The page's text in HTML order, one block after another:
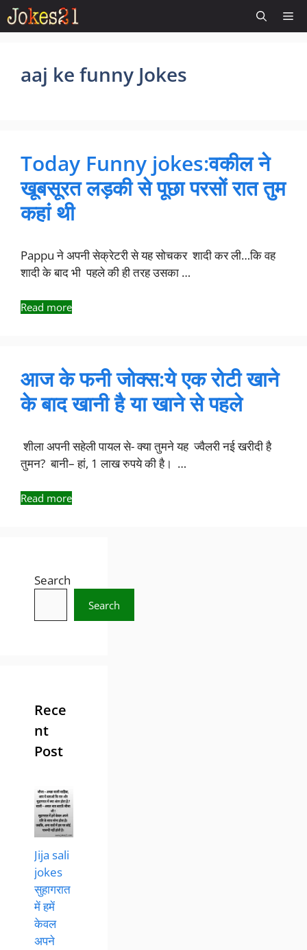
Skip
to
aaj ke funny Jokes
Today Funny jokes:वकील ने
खूबसूरत लड़की से पूछा परसों रात तुम
कहां थी
Pappu ने अपनी सेक्रेटरी से यह सोचकर शादी कर ली…कि वह
शादी के बाद भी पहले की ही तरह उसका …
Read more
आज के फनी जोक्स:ये एक रोटी खाने
के बाद खानी है या खाने से पहले
शीला अपनी सहेली पायल से- क्या तुमने यह ज्वैलरी नई खरीदी है
तुमन? बानी– हां, 1 लाख रुपये की है। …
Read more
Search
Search
Rece
nt
Post
Jija sali
jokes
सुहागरात
में हमें
केवल
अपने